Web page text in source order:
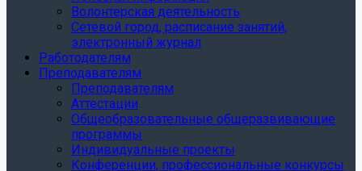
Волонтерская деятельность
Сетевой город, расписание занятий,
электронный журнал
Работодателям
Преподавателям
Преподавателям
Аттестации
Общеобразовательные общеразвивающие
программы
Индивидуальные проекты
Конференции, профессиональные конкурсы